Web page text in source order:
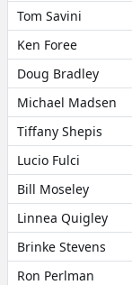
Tom Savini
Ken Foree
Doug Bradley
Michael Madsen
Tiffany Shepis
Lucio Fulci
Bill Moseley
Linnea Quigley
Brinke Stevens
Ron Perlman